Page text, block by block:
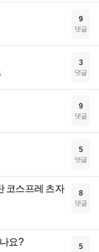
9
댓글
3
댓글
9
댓글
5
댓글
코스프레 츠자
8
댓글
요? 5